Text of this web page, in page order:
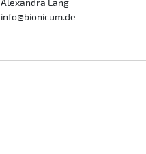
Alexandra Lang
info@bionicum.de